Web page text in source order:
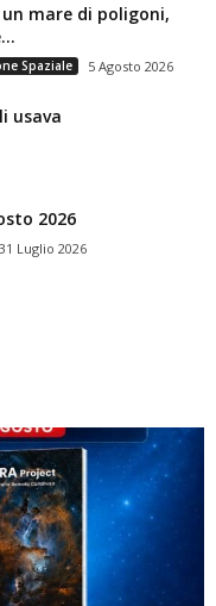
mare di poligoni,
Spaziale 5 Agosto 2026
usava
2026
31 Luglio 2026